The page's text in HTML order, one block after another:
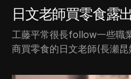
日文老師買零食露
工藤平常很長follow一些職
商買零食的日文老師(長瀬